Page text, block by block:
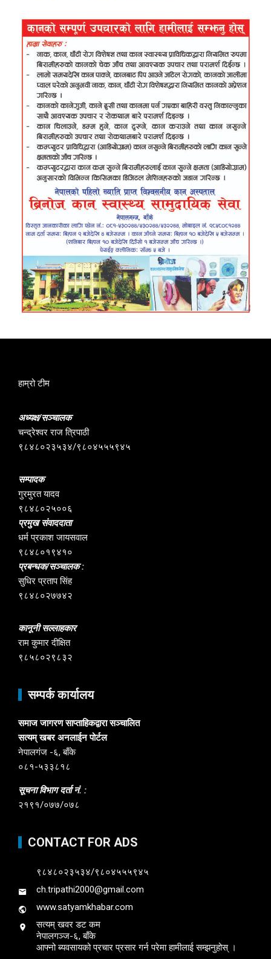
हाम्रो टीम
अध्यक्ष/सञ्चालक
चन्द्रेश्वर राज त्रिपाठी
९८४८०२३५३४/९८०४५५५९४५
सम्पादक
गुरमुरत यादव
९८४८०२५००६
प्रमुख संवाददाता
धर्म प्रकाश जायसवाल
९८४८०१९४१०
प्रबन्धक/सञ्चालक :
सुधिर प्रताप सिंह
९८४८०२७७४२
कानूनी सल्लाहकार
राम कुमार दीक्षित
९८५८०२९८३२
सम्पर्क कार्यालय
समाज जागरण साप्ताहिकद्वारा सञ्चालित
सत्यम् खबर अनलाईन पोर्टल
नेपालगंज -६, बाँके
०८१-५३३८१८
सूचना विभाग दर्ता नं. :
२१९१/०७७/०७८
CONTACT FOR ADS
९८४८०२३५३४/९८०४५५५९४५
ch.tripathi2000@gmail.com
www.satyamkhabar.com
सत्यम् खवर डट कम
नेपालगञ्ज-६, बाँके
आफ्नो ब्यवसायको प्रचार प्रसार गर्न परेमा हामीलाई सम्झनुहोस् ।